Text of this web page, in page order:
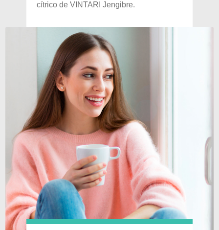
cítrico de VINTARI Jengibre.